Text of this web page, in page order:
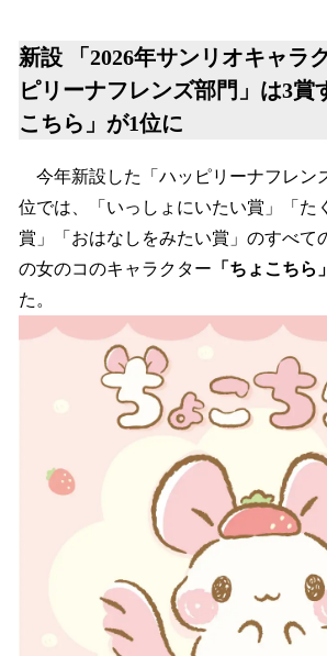
新設 「2026年サンリオキャラ
ピリーナフレンズ部門」は3賞
こちら」が1位に
今年新設した「ハッピリーナフレン
位では、「いっしょにいたい賞」「た
賞」「おはなしをみたい賞」のすべて
の女のコのキャラクター 「ちょこちら」
た。